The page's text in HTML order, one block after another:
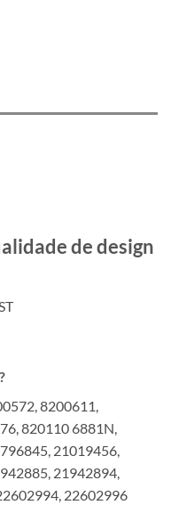
de design
8200611,
820110 6881N,
21019456,
21942894,
22602996